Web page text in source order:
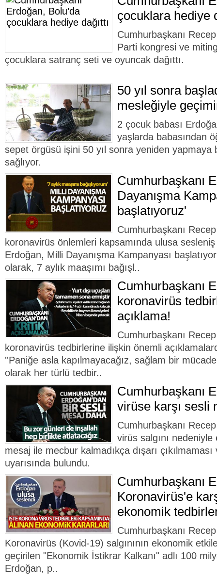
çocuklara hediye
Cumhurbaşkanı
Parti kongresi ve
çocuklara satranç seti ve oyuncak dağıttı.
50 yıl sonra
mesleğiyle
2 çocuk babası
yaşlarda babasından
sepet örgüsü işini 50 yıl sonra yeniden yapmaya
sağlıyor.
Cumhurbaşkanı
Dayanışma
başlatıyoruz'
Cumhurbaşkanı
koronavirüs önlemleri kapsamında ulusa sesleniş
Erdoğan, Milli Dayanışma Kampanyası
olarak, 7 aylık maaşımı bağışl..
Cumhurbaşkanı
koronavirüs
açıklama!
Cumhurbaşkanı
koronavirüs tedbirlerine ilişkin önemli
''Paniğe asla kapılmayacağız, sağlam bir
olarak her türlü tedbir..
Cumhurbaşkanı
virüse karşı sesli
Cumhurbaşkanı
virüs salgını
mesaj ile mecbur kalmadıkça dışarı
uyarısında bulundu.
Cumhurbaşkanı
Koronavirüs'e
ekonomik
Cumhurbaşkanı
Koronavirüs (Kovid-19) salgınının ekonomik
geçirilen "Ekonomik İstikrar Kalkanı" adlı 100
Erdoğan, p..